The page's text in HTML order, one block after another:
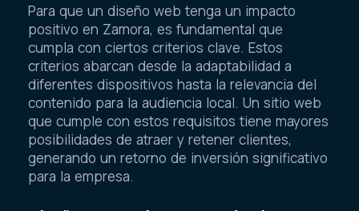
Para que un diseño web tenga un impacto
positivo en Zamora, es fundamental que
cumpla con ciertos criterios clave. Estos
criterios abarcan desde la adaptabilidad a
diferentes dispositivos hasta la relevancia del
contenido para la audiencia local. Un sitio web
que cumple con estos requisitos tiene mayores
posibilidades de atraer y retener clientes,
generando un retorno de inversión significativo
para la empresa.